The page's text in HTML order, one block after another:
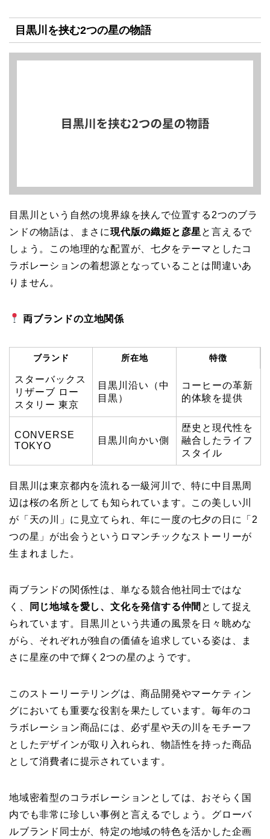
目黒川を挟む2つの星の物語
目黒川という自然の境界線を挟んで位置する2つのブラ
ンドの物語は、まさに現代版の織姫と彦星 と言えるで
しょう。この地理的な配置が、七夕をテーマとしたコ
ラボレーションの着想源となっていることは間違いあ
りません。
両ブランドの立地関係
ブランド 所在地 特徴
スターバックス
リザーブ ロー
スタリー 東京
目黒川沿い（中
目黒）
コーヒーの革新
的体験を提供
CONVERSE
TOKYO
目黒川向かい側
歴史と現代性を
融合したライフ
スタイル
目黒川は東京都内を流れる一級河川で、特に中目黒周
辺は桜の名所としても知られています。この美しい川
が「天の川」に見立てられ、年に一度の七夕の日に「2
つの星」が出会うというロマンチックなストーリーが
生まれました。
両ブランドの関係性は、単なる競合他社同士ではな
く、
同じ地域を愛し、文化を発信する仲間 として捉え
られています。目黒川という共通の風景を日々眺めな
がら、それぞれが独自の価値を追求している姿は、ま
さに星座の中で輝く2つの星のようです。
このストーリーテリングは、商品開発やマーケティン
グにおいても重要な役割を果たしています。毎年のコ
ラボレーション商品には、必ず星や天の川をモチーフ
としたデザインが取り入れられ、物語性を持った商品
として消費者に提示されています。
地域密着型のコラボレーションとしては、おそらく国
内でも非常に珍しい事例と言えるでしょう。グローバ
ルブランド同士が、特定の地域の特色を活かした企画